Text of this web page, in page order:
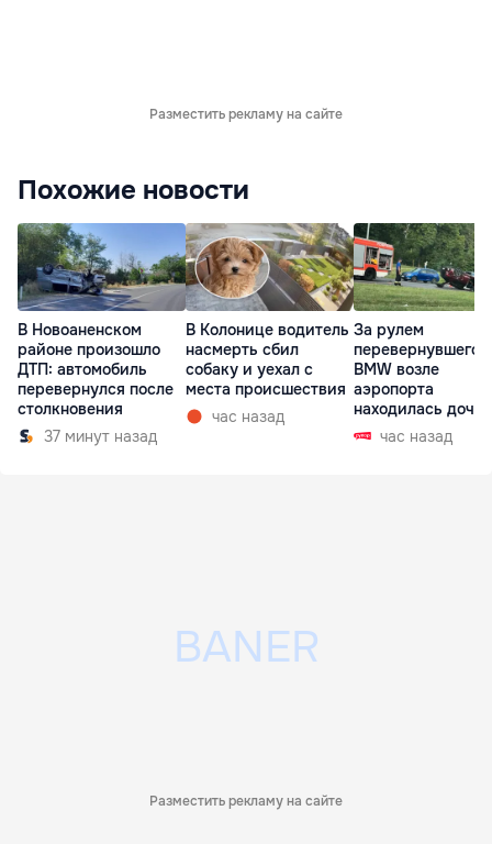
Разместить рекламу на сайте
Похожие новости
В Новоаненском
районе произошло
ДТП: автомобиль
перевернулся после
столкновения
37 минут назад
В Колонице водитель
насмерть сбил
собаку и уехал с
места происшествия
час назад
За рулем
BMW возле
аэропорта
находилась дочь
директора лицея
час назад
Разместить рекламу на сайте